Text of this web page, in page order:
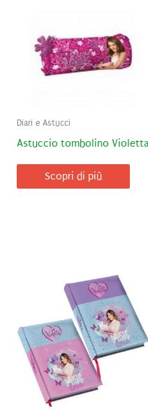
Diari e Astucci
Astuccio tombolino
Scopri di più